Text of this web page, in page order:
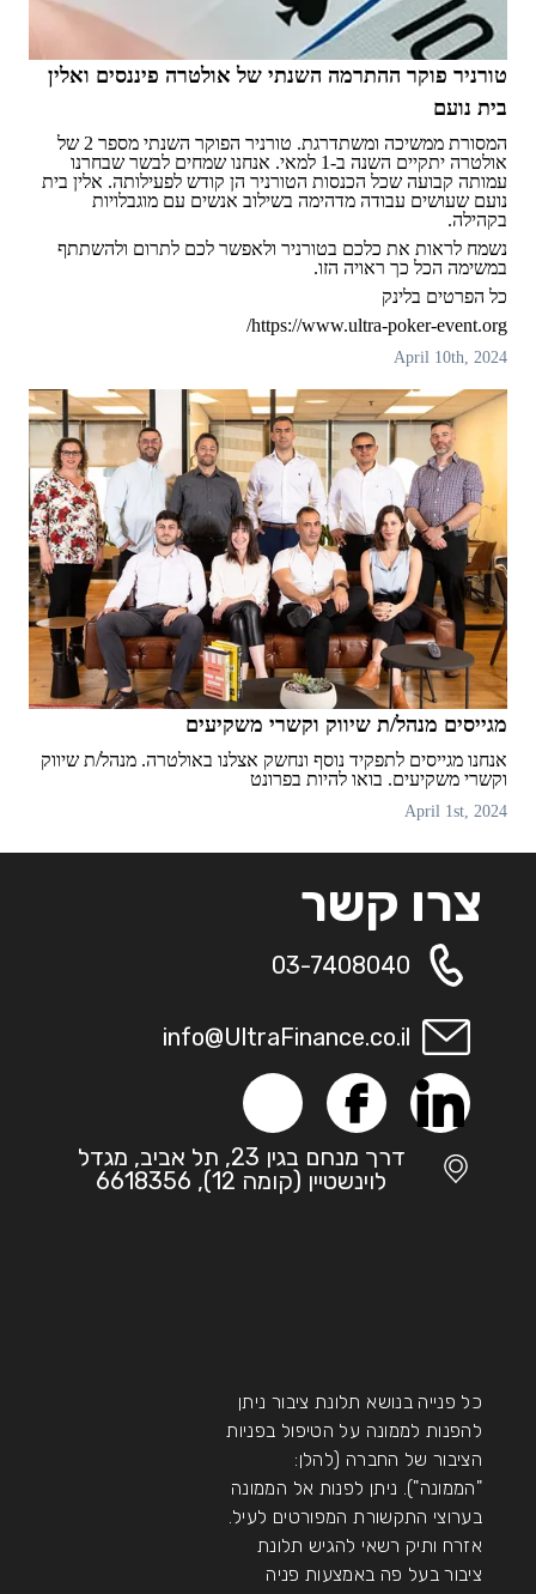
טורניר פוקר ההתרמה השנתי של אולטרה פיננסים ואלין
בית נועם
המסורת ממשיכה ומשתדרגת. טורניר הפוקר השנתי מספר 2 של
אולטרה יתקיים השנה ב-1 למאי. אנחנו שמחים לבשר שבחרנו
עמותה קבועה שכל הכנסות הטורניר הן קודש לפעילותה. אלין בית
נועם שעושים עבודה מדהימה בשילוב אנשים עם מוגבלויות
בקהילה.
נשמח לראות את כלכם בטורניר ולאפשר לכם לתרום ולהשתתף
במשימה הכל כך ראויה הזו.
כל הפרטים בלינק
https://www.ultra-poker-event.org/
April 10th, 2024
מגייסים מנהל/ת שיווק וקשרי משקיעים
אנחנו מגייסים לתפקיד נוסף ונחשק אצלנו באולטרה. מנהל/ת שיווק
וקשרי משקיעים. בואו להיות בפרונט
April 1st, 2024
צרו קשר
03-7408040
info@UltraFinance.co.il
דרך מנחם בגין 23, תל אביב, מגדל
לוינשטיין (קומה 12), 6618356
כל פנייה בנושא תלונת ציבור ניתן
להפנות לממונה על הטיפול בפניות
הציבור של החברה (להלן:
"הממונה"). ניתן לפנות אל הממונה
בערוצי התקשורת המפורטים לעיל.
אזרח ותיק רשאי להגיש תלונת
ציבור בעל פה באמצעות פניה